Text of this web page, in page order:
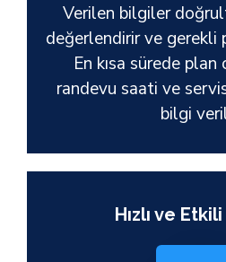
Verilen bilgiler
değerlendirir ve gerekli
En kısa sürede
randevu saati ve
bilgi
Hızlı ve